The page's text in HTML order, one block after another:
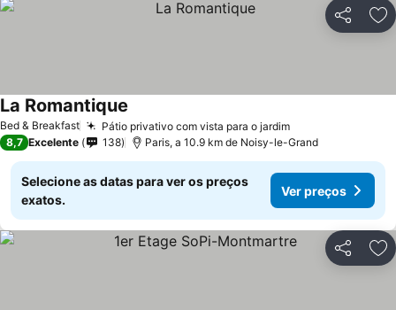
Partilhar
Bed & Breakfast Pátio privativo com vista para o jardimVer preços
La Romantique
8,7 Excelente 138 Paris, a 10.9 km de Noisy-le-Grand
Selecione as datas para ver os preços
exatos.
Ver preços
Partilhar